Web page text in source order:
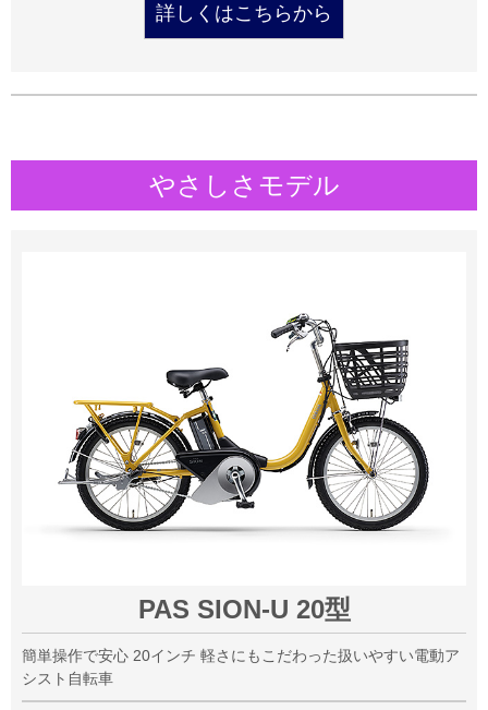
詳しくはこちらから
やさしさモデル
PAS SION-U 20型
簡単操作で安心 20インチ 軽さにもこだわった扱いやすい電動ア
シスト自転車